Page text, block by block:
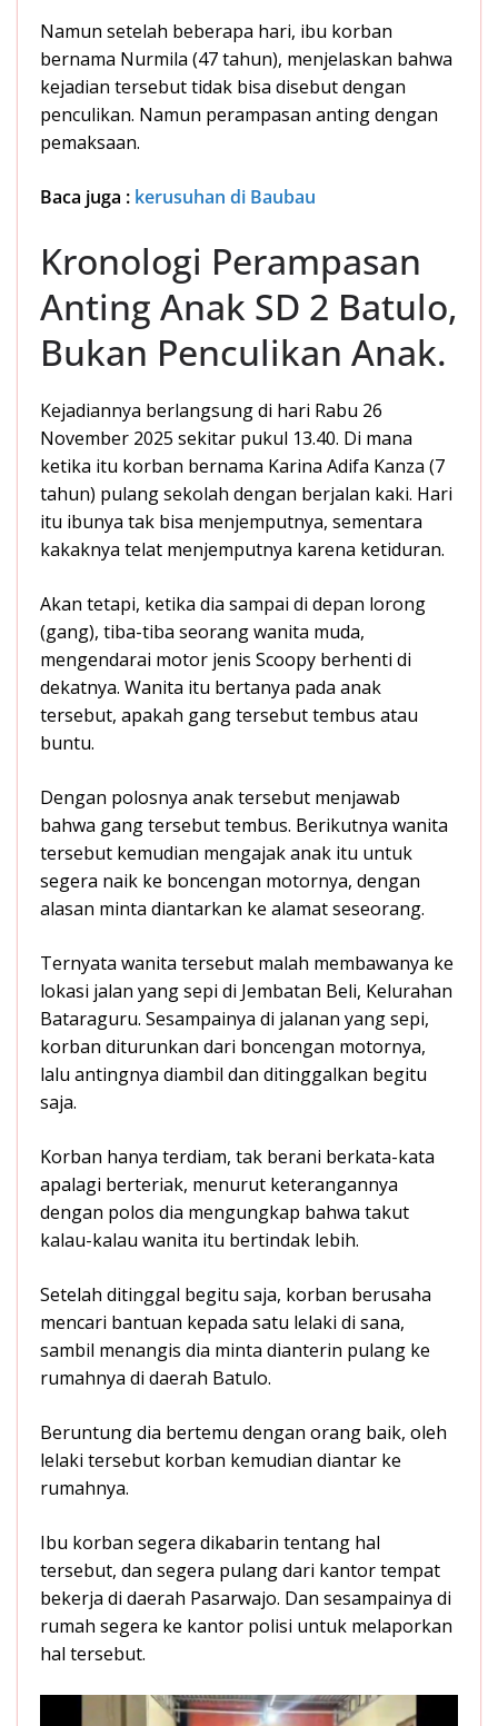
Namun setelah beberapa hari, ibu korban
bernama Nurmila (47 tahun), menjelaskan bahwa
kejadian tersebut tidak bisa disebut dengan
penculikan. Namun perampasan anting dengan
pemaksaan.
Baca juga : kerusuhan di Baubau
Kronologi Perampasan
Anting Anak SD 2 Batulo,
Bukan Penculikan Anak.
Kejadiannya berlangsung di hari Rabu 26
November 2025 sekitar pukul 13.40. Di mana
ketika itu korban bernama Karina Adifa Kanza (7
tahun) pulang sekolah dengan berjalan kaki. Hari
itu ibunya tak bisa menjemputnya, sementara
kakaknya telat menjemputnya karena ketiduran.
Akan tetapi, ketika dia sampai di depan lorong
(gang), tiba-tiba seorang wanita muda,
mengendarai motor jenis Scoopy berhenti di
dekatnya. Wanita itu bertanya pada anak
tersebut, apakah gang tersebut tembus atau
buntu.
Dengan polosnya anak tersebut menjawab
bahwa gang tersebut tembus. Berikutnya wanita
tersebut kemudian mengajak anak itu untuk
segera naik ke boncengan motornya, dengan
alasan minta diantarkan ke alamat seseorang.
Ternyata wanita tersebut malah membawanya ke
lokasi jalan yang sepi di Jembatan Beli, Kelurahan
Bataraguru. Sesampainya di jalanan yang sepi,
korban diturunkan dari boncengan motornya,
lalu antingnya diambil dan ditinggalkan begitu
saja.
Korban hanya terdiam, tak berani berkata-kata
apalagi berteriak, menurut keterangannya
dengan polos dia mengungkap bahwa takut
kalau-kalau wanita itu bertindak lebih.
Setelah ditinggal begitu saja, korban berusaha
mencari bantuan kepada satu lelaki di sana,
sambil menangis dia minta dianterin pulang ke
rumahnya di daerah Batulo.
Beruntung dia bertemu dengan orang baik, oleh
lelaki tersebut korban kemudian diantar ke
rumahnya.
Ibu korban segera dikabarin tentang hal
tersebut, dan segera pulang dari kantor tempat
bekerja di daerah Pasarwajo. Dan sesampainya di
rumah segera ke kantor polisi untuk melaporkan
hal tersebut.